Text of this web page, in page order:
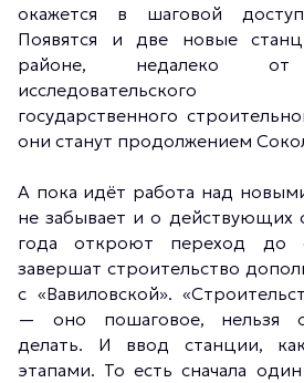
окажется в шаговой
Появятся и две новые
районе, недалеко от
государственного
они станут продолжением
А пока идёт работа над
не забывает и о действующих
года откроют переход до
завершат строительство
с «Вавиловской».
— оно пошаговое, нельзя
делать. И ввод станции,
этапами. То есть сначала